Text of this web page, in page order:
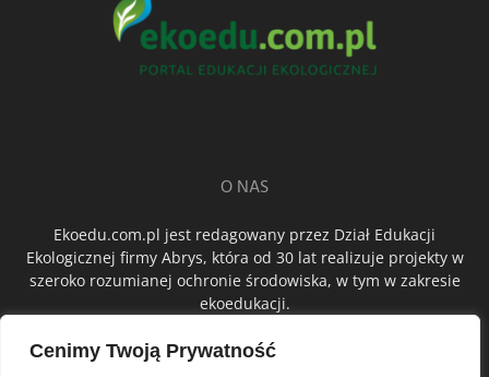
Cenimy Twoją Prywatność
O NAS
Ekoedu.com.pl jest redagowany przez Dział Edukacji
Ekologicznej firmy Abrys, która od 30 lat realizuje projekty w
szeroko rozumianej ochronie środowiska, w tym w zakresie
ekoedukacji.